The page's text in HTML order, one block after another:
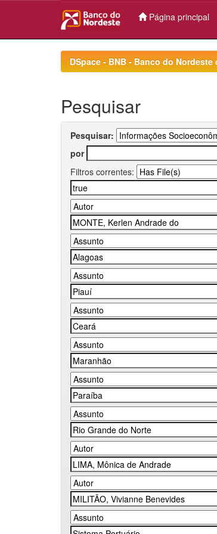
Página principal
DSpace - BNB - Banco do Nordeste
Pesquisar
Pesquisar:
por
Filtros correntes: